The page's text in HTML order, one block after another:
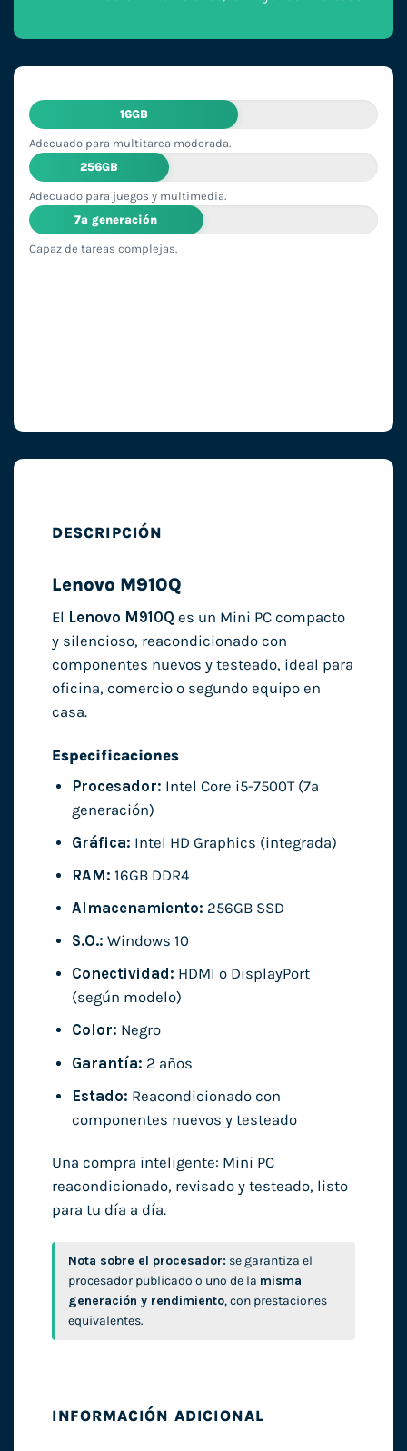
16GB
Adecuado para multitarea moderada.
256GB
Adecuado para juegos y multimedia.
7ª generación
Capaz de tareas complejas.
DESCRIPCIÓN
Lenovo M910Q
El Lenovo M910Q es un Mini PC compacto
y silencioso, reacondicionado con
componentes nuevos y testeado, ideal para
oficina, comercio o segundo equipo en
casa.
Especificaciones
Procesador: Intel Core i5-7500T (7ª
generación)
Gráfica: Intel HD Graphics (integrada)
RAM: 16GB DDR4
Almacenamiento: 256GB SSD
S.O.: Windows 10
Conectividad: HDMI o DisplayPort
(según modelo)
Color: Negro
Garantía: 2 años
Estado: Reacondicionado con
componentes nuevos y testeado
Una compra inteligente: Mini PC
reacondicionado, revisado y testeado, listo
para tu día a día.
Nota sobre el procesador: se garantiza el
procesador publicado o uno de la misma
generación y rendimiento, con prestaciones
equivalentes.
INFORMACIÓN ADICIONAL